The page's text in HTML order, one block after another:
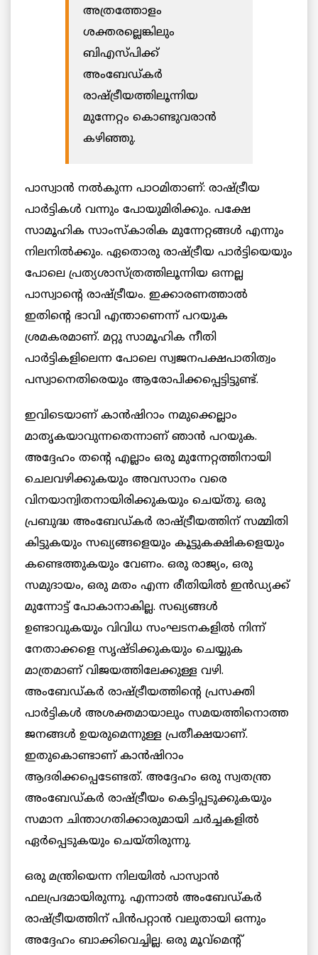
അത്രത്തോളം
ശക്തരല്ലെങ്കിലും
ബിഎസ്‌പിക്ക്
അംബേഡ്കർ
രാഷ്ട്രീയത്തിലൂന്നിയ
മുന്നേറ്റം കൊണ്ടുവരാൻ
കഴിഞ്ഞു.
പാസ്വാൻ നൽകുന്ന പാഠമിതാണ്: രാഷ്ട്രീയ
പാർട്ടികൾ വന്നും പോയുമിരിക്കും. പക്ഷേ
സാമൂഹിക സാംസ്‌കാരിക മുന്നേറ്റങ്ങൾ എന്നും
നിലനിൽക്കും. ഏതൊരു രാഷ്ട്രീയ പാർട്ടിയെയും
പോലെ പ്രത്യശാസ്ത്രത്തിലൂന്നിയ ഒന്നല്ല
പാസ്വാന്റെ രാഷ്ട്രീയം. ഇക്കാരണത്താൽ
ഇതിന്റെ ഭാവി എന്താണെന്ന് പറയുക
ശ്രമകരമാണ്. മറ്റു സാമൂഹിക നീതി
പാർട്ടികളിലെന്ന പോലെ സ്വജനപക്ഷപാതിത്വം
പസ്വാനെതിരെയും ആരോപിക്കപ്പെട്ടിട്ടുണ്ട്.
ഇവിടെയാണ് കാൻഷിറാം നമുക്കെല്ലാം
മാതൃകയാവുന്നതെന്നാണ് ഞാൻ പറയുക.
അദ്ദേഹം തന്റെ എല്ലാം ഒരു മുന്നേറ്റത്തിനായി
ചെലവഴിക്കുകയും അവസാനം വരെ
വിനയാന്വിതനായിരിക്കുകയും ചെയ്തു. ഒരു
പ്രബുദ്ധ അംബേഡ്കർ രാഷ്ട്രീയത്തിന് സമ്മിതി
കിട്ടുകയും സഖ്യങ്ങളെയും കൂട്ടുകക്ഷികളെയും
കണ്ടെത്തുകയും വേണം. ഒരു രാജ്യം, ഒരു
സമുദായം, ഒരു മതം എന്ന രീതിയിൽ ഇൻഡ്യക്ക്
മുന്നോട്ട് പോകാനാകില്ല. സഖ്യങ്ങൾ
ഉണ്ടാവുകയും വിവിധ സംഘടനകളിൽ നിന്ന്
നേതാക്കളെ സൃഷ്ടിക്കുകയും ചെയ്യുക
മാത്രമാണ് വിജയത്തിലേക്കുള്ള വഴി.
അംബേഡ്കർ രാഷ്ട്രീയത്തിന്റെ പ്രസക്തി
പാർട്ടികൾ അശക്തമായാലും സമയത്തിനൊത്ത
ജനങ്ങൾ ഉയരുമെന്നുള്ള പ്രതീക്ഷയാണ്.
ഇതുകൊണ്ടാണ് കാൻഷിറാം
ആദരിക്കപ്പെടേണ്ടത്. അദ്ദേഹം ഒരു സ്വതന്ത്ര
അംബേഡ്കർ രാഷ്ട്രീയം കെട്ടിപ്പടുക്കുകയും
സമാന ചിന്താഗതിക്കാരുമായി ചർച്ചകളിൽ
ഏർപ്പെടുകയും ചെയ്തിരുന്നു.
ഒരു മന്ത്രിയെന്ന നിലയിൽ പാസ്വാൻ
ഫലപ്രദമായിരുന്നു. എന്നാൽ അംബേഡ്കർ
രാഷ്ട്രീയത്തിന് പിൻപറ്റാൻ വലുതായി ഒന്നും
അദ്ദേഹം ബാക്കിവെച്ചില്ല. ഒരു മൂവ്മെന്റ്